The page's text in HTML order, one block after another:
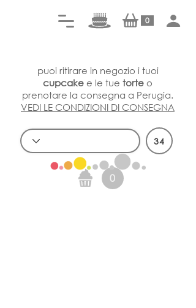
0
puoi ritirare in negozio i tuoi
cupcake e le tue torte o
prenotare la consegna a Perugia.
VEDI LE CONDIZIONI DI CONSEGNA
34
0